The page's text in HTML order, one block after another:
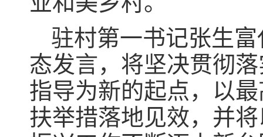
驻村第一书记张生
态发言，将坚决贯彻
指导为新的起点，以
扶举措落地见效，并